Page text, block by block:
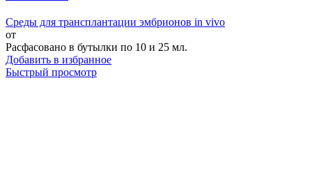
Среды для трансплантации эмбрионов in vivo
от
Расфасовано в бутылки по 10 и 25 мл.
Добавить в избранное
Быстрый просмотр